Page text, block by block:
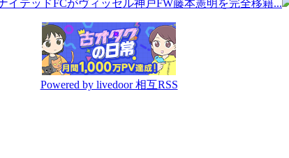
イテッドFCがヴィッセル神戸FW藤本憲明を完全移籍...
Powered by livedoor 相互RSS